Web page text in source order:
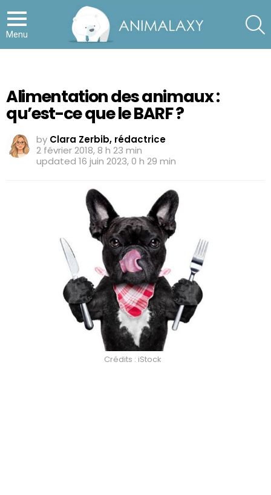
Menu
Alimentation des animaux :
qu’est-ce que le BARF ?
by Clara Zerbib, rédactrice
2 février 2018, 8 h 23 min
updated 16 juin 2023, 0 h 29 min
Crédits : iStock